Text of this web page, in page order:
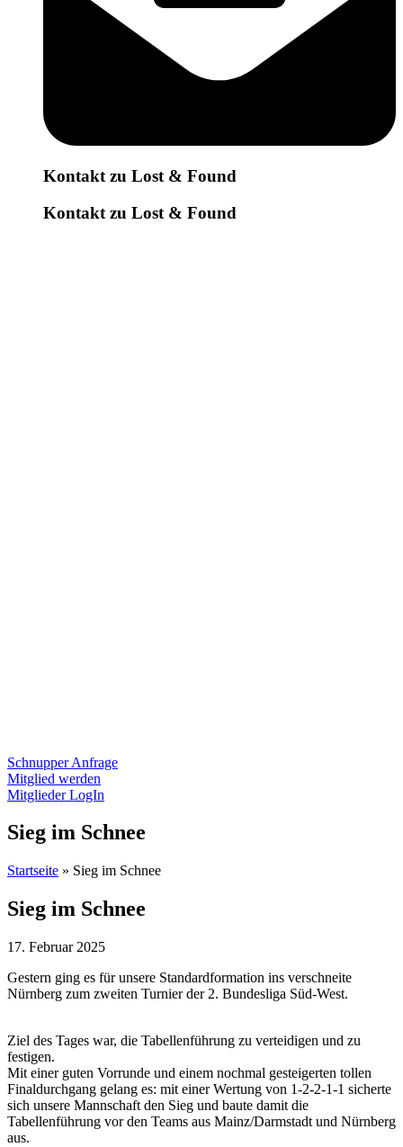
Kontakt zu Lost & Found
Kontakt zu Lost & Found
Schnupper Anfrage
Mitglied werden
Mitglieder LogIn
Sieg im Schnee
Startseite » Sieg im Schnee
Sieg im Schnee
17. Februar 2025
Gestern ging es für unsere Standardformation ins verschneite
Nürnberg zum zweiten Turnier der 2. Bundesliga Süd-West.
Ziel des Tages war, die Tabellenführung zu verteidigen und zu
festigen.
Mit einer guten Vorrunde und einem nochmal gesteigerten tollen
Finaldurchgang gelang es: mit einer Wertung von 1-2-2-1-1 sicherte
sich unsere Mannschaft den Sieg und baute damit die
Tabellenführung vor den Teams aus Mainz/Darmstadt und Nürnberg
aus.